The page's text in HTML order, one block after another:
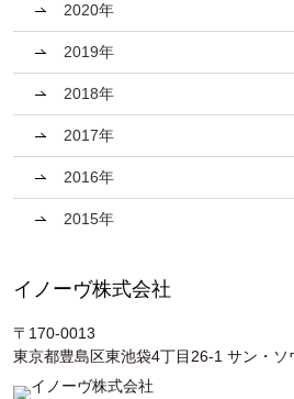
2020年
2019年
2018年
2017年
2016年
2015年
イノーヴ株式会社
〒170-0013
東京都豊島区東池袋4丁目26-1 サン・ソ